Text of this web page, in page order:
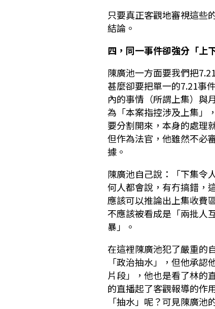
只要真正客觀地審視這些
結論。
四，同一事件卻強分「上下
陳廣池一方面要我們把
甚麼卻要把單一的7.21事
內的事情（所謂上集）與
為「本案指控涉及上集」
要分割開來，本身的處理
但作為法官，他雖然不必
據。
陳廣池自己說：「下集令
何人都會說，有冇搞錯，
應該可以推論出上集收費
不應該被看成是「兩批人
暴」。
在這裡陳廣池犯了嚴重的
「政治抽水」，但他承
片段」，他也是看了林的
的直播起了客觀報導的作
「抽水」呢？可見陳廣